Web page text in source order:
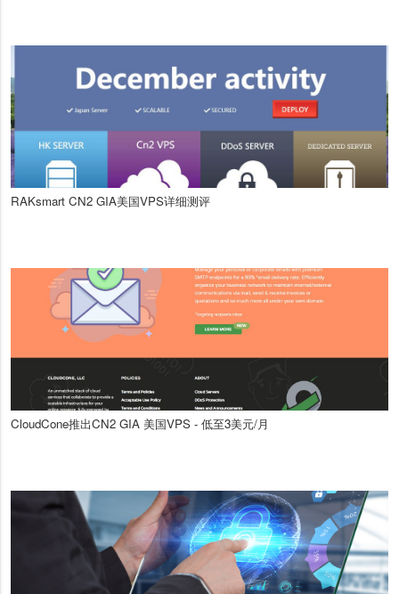
RAKsmart CN2 GIA美国VPS详细测评
CloudCone推出CN2 GIA 美国VPS - 低至3美元/月